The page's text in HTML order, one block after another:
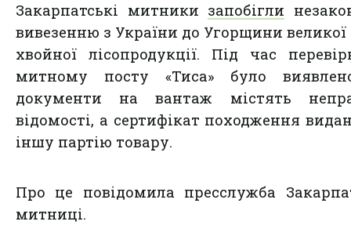
Закарпатські митники запобігли
вивезенню з України до Угорщини великої
хвойної лісопродукції. Під час
митному посту «Тиса» було
документи на вантаж містять
відомості, а сертифікат походження
іншу партію товару.
Про це повідомила пресслужба
митниці.